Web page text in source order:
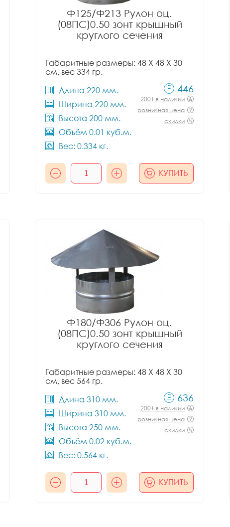
Ф125/Ф213 Рулон оц.
(08ПС)0.50 зонт крышный
круглого сечения
Габаритные размеры: 48 X 48 X 30
см, вес 334 гр.
Длина 220 мм.
Ширина 220 мм.
Высота 200 мм.
Объём 0.01 куб.м.
Вес: 0.334 кг.
446
200+ в наличии
розничная цена
скидки
КУПИТЬ
Ф180/Ф306 Рулон оц.
(08ПС)0.50 зонт крышный
круглого сечения
Габаритные размеры: 48 X 48 X 30
см, вес 564 гр.
Длина 310 мм.
Ширина 310 мм.
Высота 250 мм.
Объём 0.02 куб.м.
Вес: 0.564 кг.
636
200+ в наличии
розничная цена
скидки
КУПИТЬ